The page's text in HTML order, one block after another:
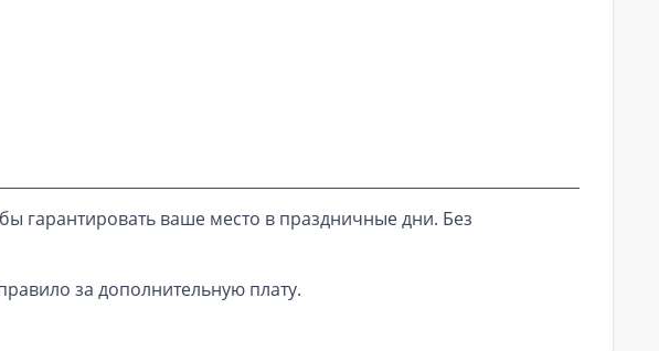
гарантировать ваше место в праздничные дни. Без
за дополнительную плату.